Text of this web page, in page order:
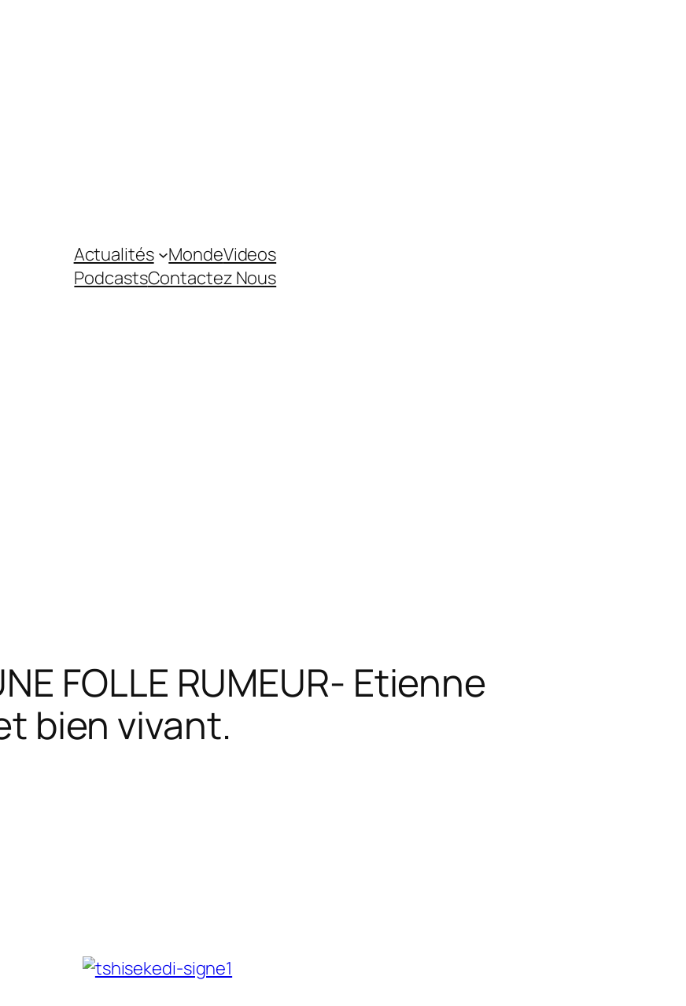
Actualités MondeVideos
PodcastsContactez Nous
FOLLE RUMEUR- Etienne
bien vivant.